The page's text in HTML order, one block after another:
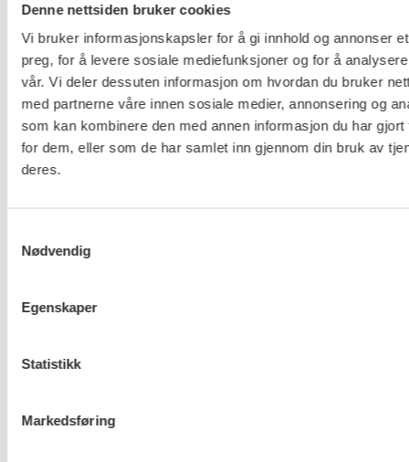
Denne nettsiden bruker cookies
Vi bruker informasjonskapsler for å gi innhold og annonser
preg, for å levere sosiale mediefunksjoner og for å
vår. Vi deler dessuten informasjon om hvordan du bruker
med partnerne våre innen sosiale medier, annonsering og
som kan kombinere den med annen informasjon du har gjort
for dem, eller som de har samlet inn gjennom din bruk av
deres.
Nødvendig
Egenskaper
Statistikk
Markedsføring
0506 OSLO
kontor@fo.no
+47 919 19 916
Nettredaktør: nettredaktor@fo.no
finner du her.
Personvern og informasjonskapsler
Til topp